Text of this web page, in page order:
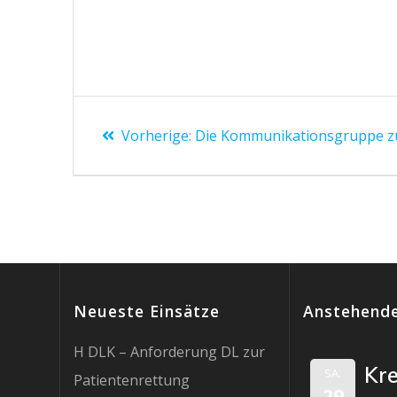
Vorherige: Vorheriger
Die Kommunikationsgruppe
Neueste Einsätze
H DLK – Anforderung DL zur
Patientenrettung
SA.